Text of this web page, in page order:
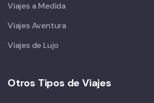
Viajes a Medida
Viajes Aventura
Viajes de Lujo
Otros Tipos de Viajes